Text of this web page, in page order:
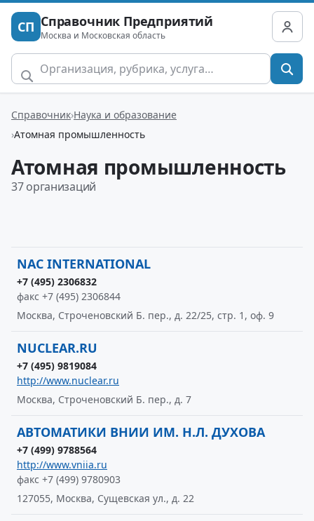
СП Справочник Предприятий
Москва и Московская область
Справочник Наука и образование
Атомная промышленность
Атомная промышленность
37 организаций
NAC INTERNATIONAL
+7 (495) 2306832
факс +7 (495) 2306844
Москва, Строченовский Б. пер., д. 22/25, стр. 1, оф. 9
NUCLEAR.RU
+7 (495) 9819084
http://www.nuclear.ru
Москва, Строченовский Б. пер., д. 7
АВТОМАТИКИ ВНИИ ИМ. Н.Л. ДУХОВА
+7 (499) 9788564
http://www.vniia.ru
факс +7 (499) 9780903
127055, Москва, Сущевская ул., д. 22